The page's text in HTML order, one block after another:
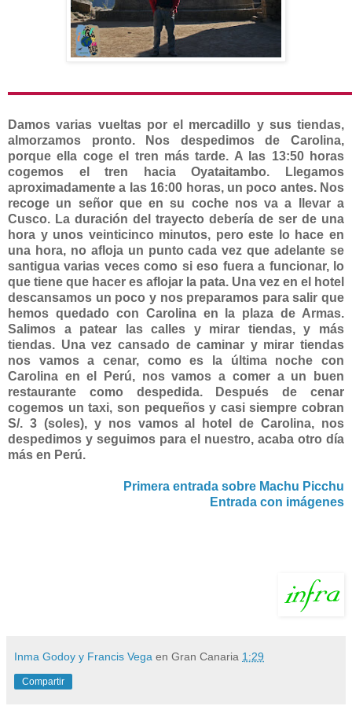
Damos varias vueltas por el mercadillo y sus tiendas,
almorzamos pronto. Nos despedimos de Carolina,
porque ella coge el tren más tarde. A las 13:50 horas
cogemos el tren hacia Oyataitambo. Llegamos
aproximadamente a las 16:00 horas, un poco antes. Nos
recoge un señor que en su coche nos va a llevar a
Cusco. La duración del trayecto debería de ser de una
hora y unos veinticinco minutos, pero este lo hace en
una hora, no afloja un punto cada vez que adelante se
santigua varias veces como si eso fuera a funcionar, lo
que tiene que hacer es aflojar la pata. Una vez en el hotel
descansamos un poco y nos preparamos para salir que
hemos quedado con Carolina en la plaza de Armas.
Salimos a patear las calles y mirar tiendas, y más
tiendas. Una vez cansado de caminar y mirar tiendas
nos vamos a cenar, como es la última noche con
Carolina en el Perú, nos vamos a comer a un buen
restaurante como despedida. Después de cenar
cogemos un taxi, son pequeños y casi siempre cobran
S/. 3 (soles), y nos vamos al hotel de Carolina, nos
despedimos y seguimos para el nuestro, acaba otro día
más en Perú.
Primera entrada sobre Machu Picchu
Entrada con imágenes
Inma Godoy y Francis Vega en Gran Canaria 1:29
Compartir